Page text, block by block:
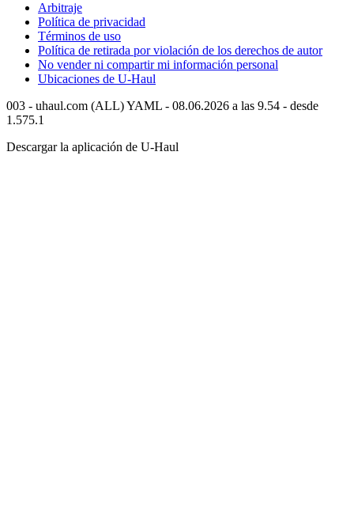
Arbitraje
Política de privacidad
Términos de uso
Política de retirada por violación de los derechos de autor
No vender ni compartir mi información personal
Ubicaciones de U-Haul
003 - uhaul.com (ALL) YAML - 08.06.2026 a las 9.54 - desde
1.575.1
Descargar la aplicación de U-Haul